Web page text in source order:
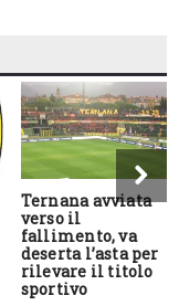
Ternana avviata
verso il
fallimento, va
deserta l’asta per
rilevare il titolo
sportivo